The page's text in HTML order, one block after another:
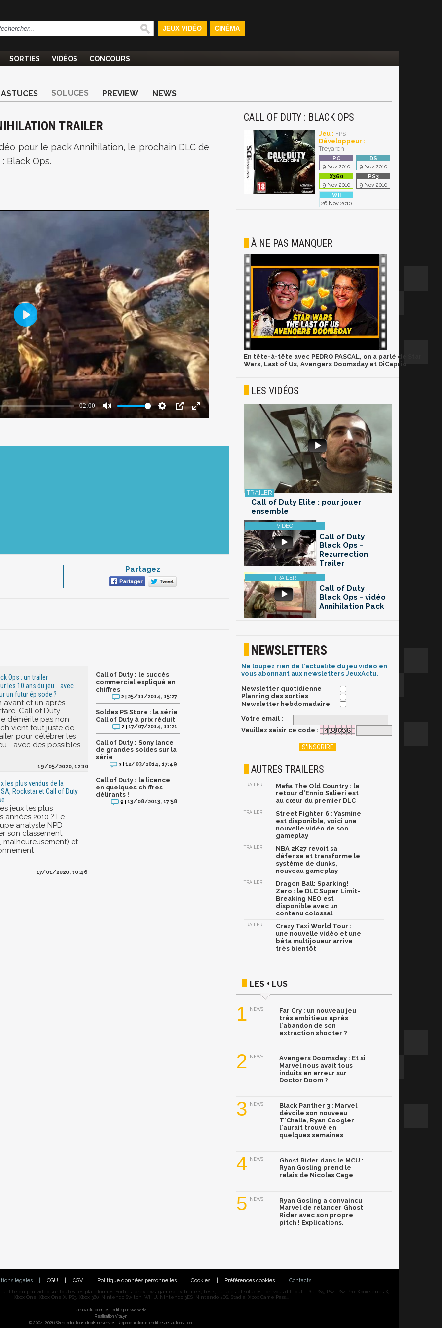
JEUX VIDÉO CINÉMA
SORTIES VIDÉOS CONCOURS
ASTUCES SOLUCES PREVIEW NEWS
TRAILER
pour le pack Annihilation, le prochain DLC de
Black Ops.
Partagez
Ops : un trailer
les 10 ans du jeu... avec
un futur épisode ?
avant et un après
Call of Duty
démérite pas non
vient tout juste de
pour célébrer les
avec des possibles
19/05/2020, 12:10
les plus vendus de la
Rockstar et Call of Duty
jeux les plus
années 2010 ? Le
analyste NPD
son classement
malheureusement) et
17/01/2020, 10:46
Call of Duty : le succès
commercial expliqué en
chiffres
2 | 25/11/2014, 15:27
Soldes PS Store : la série
Call of Duty à prix réduit
2 |17/07/2014, 11:21
Call of Duty : Sony lance
de grandes soldes sur la
série
3 |12/03/2014, 17:49
Call of Duty : la licence
en quelques chiffres
délirants !
9 |13/08/2013, 17:58
CALL OF DUTY : BLACK OPS
Jeu : FPS
Développeur :
Treyarch
9 Nov 2010 9 Nov 2010
9 Nov 2010 9 Nov 2010
26 Nov 2010
À NE PAS MANQUER
En tête-à-tête avec PEDRO PASCAL, on a parlé de Star
Wars, Last of Us, Avengers Doomsday et DiCaprio
LES VIDÉOS
Call of Duty Elite : pour jouer
ensemble
Call of Duty
Black Ops -
Rezurrection
Trailer
Call of Duty
Black Ops - vidéo
Annihilation Pack
NEWSLETTERS
Ne loupez rien de l'actualité du jeu vidéo en
vous abonnant aux newsletters JeuxActu.
Newsletter quotidienne
Planning des sorties
Newsletter hebdomadaire
Votre email :
Veuillez saisir ce code :
AUTRES TRAILERS
TRAILER
Mafia The Old Country : le
retour d'Ennio Salieri est
au cœur du premier DLC
TRAILER
Street Fighter 6 : Yasmine
est disponible, voici une
nouvelle vidéo de son
gameplay
TRAILER
NBA 2K27 revoit sa
défense et transforme le
système de dunks,
nouveau gameplay
TRAILER
Dragon Ball: Sparking!
Zero : le DLC Super Limit-
Breaking NEO est
disponible avec un
contenu colossal
TRAILER
Crazy Taxi World Tour :
une nouvelle vidéo et une
bêta multijoueur arrive
très bientôt
LES + LUS
1 NEWS
Far Cry : un nouveau jeu
très ambitieux après
l'abandon de son
extraction shooter ?
2 NEWS
Avengers Doomsday : Et si
Marvel nous avait tous
induits en erreur sur
Doctor Doom ?
3 NEWS
Black Panther 3 : Marvel
dévoile son nouveau
T'Challa, Ryan Coogler
l'aurait trouvé en
quelques semaines
4 NEWS
Ghost Rider dans le MCU :
Ryan Gosling prend le
relais de Nicolas Cage
5 NEWS
Ryan Gosling a convaincu
Marvel de relancer Ghost
Rider avec son propre
pitch ! Explications.
légales CGU CGV Politique données personnelles Cookies Préférences cookies Contacts
du jeu vidéo sur toutes les plateformes. Sorties, previews, gameplay, trailers, tests, astuces et soluces... on vous dit tout ! PC, PS5, PS4, PS4 Pro, Xbox series X,
Xbox One, Xbox One X, PS3, Xbox 360, Nintendo Switch, Wii U, Nintendo 3DS, Nintendo 2DS, Stadia, Xbox Game Pass...
Jeuxactu.com est édité par Webedia
Réalisation Vitalyn
© 2004-2026 Webedia. Tous droits réservés. Reproduction interdite sans autorisation.